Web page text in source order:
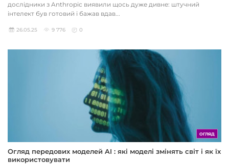
дослідники з Anthropic виявили щось дуже дивне: штучний
інтелект був готовий і бажав вдав...
26.05.25 9 776 0
ОГЛЯД
Огляд передових моделей AI : які моделі змінять світ і як їх
використовувати